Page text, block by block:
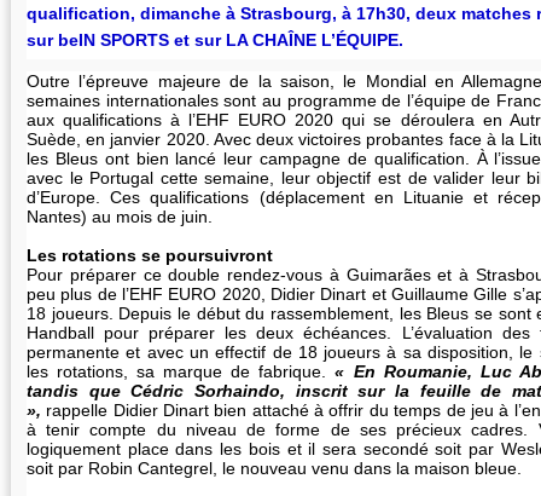
qualification, dimanche à Strasbourg, à 17h30, deux matches
sur beIN SPORTS et sur LA CHAÎNE L’ÉQUIPE.
Outre l’épreuve majeure de la saison, le Mondial en
semaines internationales sont au programme de l’équipe de
aux qualifications à l’EHF EURO 2020 qui se déroulera en
Suède, en janvier 2020. Avec deux victoires probantes face à la
les Bleus ont bien lancé leur campagne de qualification. À
avec le Portugal cette semaine, leur objectif est de valider leur
d’Europe. Ces qualifications (déplacement en Lituanie et
Nantes) au mois de juin.
Les rotations se poursuivront
Pour préparer ce double rendez-vous à Guimarães et à
peu plus de l’EHF EURO 2020, Didier Dinart et Guillaume Gille
18 joueurs. Depuis le début du rassemblement, les Bleus se sont
Handball pour préparer les deux échéances. L’évaluation
permanente et avec un effectif de 18 joueurs à sa disposition, le
les rotations, sa marque de fabrique. « En Roumanie, Luc
tandis que Cédric Sorhaindo, inscrit sur la feuille de
», rappelle Didier Dinart bien attaché à offrir du temps de jeu à
à tenir compte du niveau de forme de ses précieux cadres.
logiquement place dans les bois et il sera secondé soit par
soit par Robin Cantegrel, le nouveau venu dans la maison bleue.